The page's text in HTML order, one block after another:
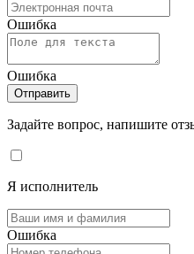
Ошибка
Ошибка
Отправить
Задайте вопрос, напишите
Я исполнитель
Ошибка